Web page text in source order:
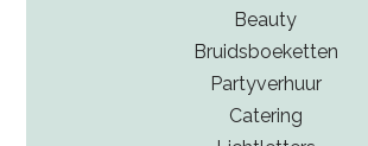
Beauty
Bruidsboeketten
Partyverhuur
Catering